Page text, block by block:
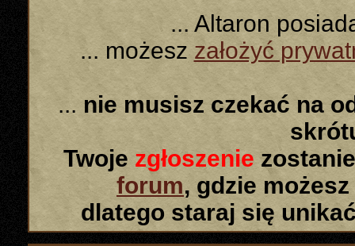
... Altaron
... możeszzałożyć
... nie musisz czekać na
Twoje zgłoszenie
forum, gdzie
dlatego staraj się